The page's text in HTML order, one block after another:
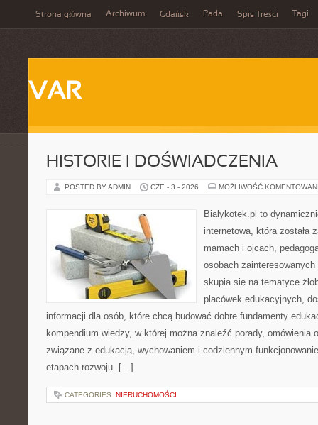
Strona główna Archiwum Gdańsk Pada Spis Treści Tagi
VAR
HISTORIE I DOŚWIADCZENIA
POSTED BY ADMIN CZE - 3 - 2026 MOŻLIWOŚĆ
Bialykotek.pl to
internetowa, która została
mamach i ojcach,
osobach
skupia się na tematyce
placówek edukacyjnych,
informacji dla osób, które chcą budować dobre fundamenty
kompendium wiedzy, w której można znaleźć porady, omówienia
związane z edukacją, wychowaniem i codziennym
etapach rozwoju. […]
CATEGORIES: NIERUCHOMOŚCI